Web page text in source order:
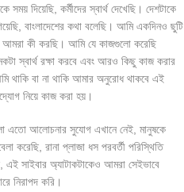
দিয়েছি, কর্মীদের স্বার্থ দেখেছি। দেশটাকে
বাংলাদেশের কথা বলেছি। আমি একদিনও ছুটি
আমরা কী করছি। আমি যে কাজগুলো করেছি
স্বার্থ রক্ষা করবে এবং আরও কিছু কাজ করার
থাকি বা না থাকি আমার অনুরোধ থাকবে এই
নিয়ে কাজ করা হয়।
এতো আলোচনার সুযোগ এখানে নেই, মানুষকে
করেছি, রানা প্লাজা ধস পরবর্তী পরিস্থিতি
এই সাইবার অ্যাটাকটাকেও আমরা সেইভাবে
নিরাপদ করি।